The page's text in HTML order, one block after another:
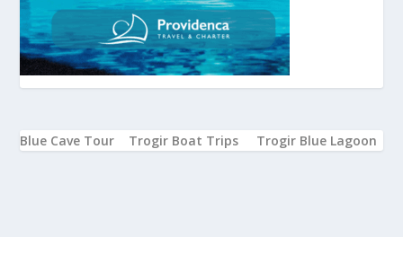
Blue Cave Tour Trogir Boat Trips Trogir Blue Lagoon